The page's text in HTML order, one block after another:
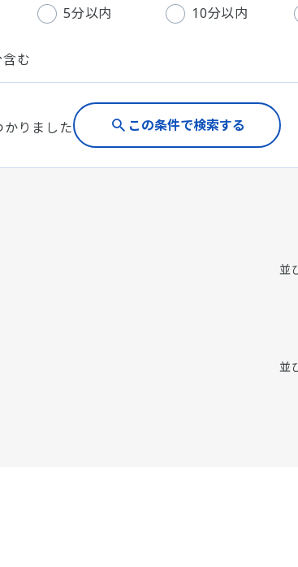
5分以内 10分以内
む
かりました この条件で検索する
並
並